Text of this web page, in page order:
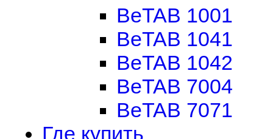
BeTAB 1001
BeTAB 1041
BeTAB 1042
BeTAB 7004
BeTAB 7071
Где купить